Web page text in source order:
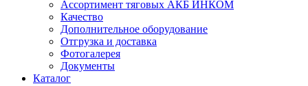
Ассортимент тяговых АКБ ИНКОМ
Качество
Дополнительное оборудование
Отгрузка и доставка
Фотогалерея
Документы
Каталог